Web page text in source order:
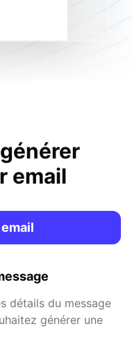
email
détails du message
générer une